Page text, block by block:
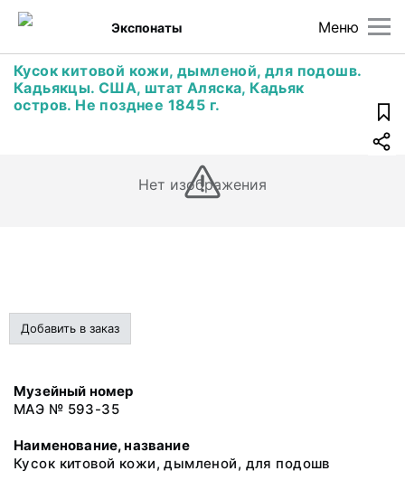
Меню
Экспонаты
Кусок китовой кожи, дымленой, для подошв.
Кадьякцы. США, штат Аляска, Кадьяк
остров. Не позднее 1845 г.
Нет изображения
Добавить в заказ
Музейный номер
МАЭ № 593-35
Наименование, название
Кусок китовой кожи, дымленой, для подошв